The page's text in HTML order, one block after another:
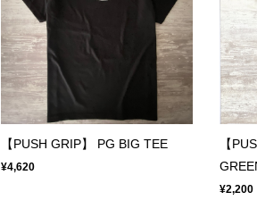
【PUSH GRIP】 PG BIG TEE
¥4,620
【
¥2,200